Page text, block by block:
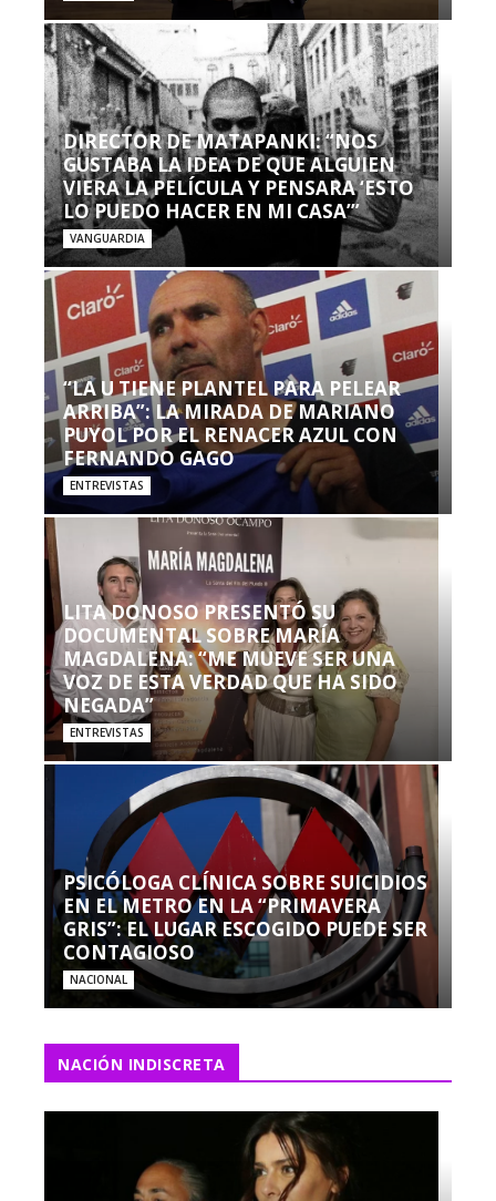
DIRECTOR DE MATAPANKI: “NOS
GUSTABA LA IDEA DE QUE ALGUIEN
VIERA LA PELÍCULA Y PENSARA ‘ESTO
LO PUEDO HACER EN MI CASA’”
VANGUARDIA
“LA U TIENE PLANTEL PARA PELEAR
ARRIBA”: LA MIRADA DE MARIANO
PUYOL POR EL RENACER AZUL CON
FERNANDO GAGO
ENTREVISTAS
LITA DONOSO PRESENTÓ SU
DOCUMENTAL SOBRE MARÍA
MAGDALENA: “ME MUEVE SER UNA
VOZ DE ESTA VERDAD QUE HA SIDO
NEGADA”
ENTREVISTAS
PSICÓLOGA CLÍNICA SOBRE SUICIDIOS
EN EL METRO EN LA “PRIMAVERA
GRIS”: EL LUGAR ESCOGIDO PUEDE SER
CONTAGIOSO
NACIONAL
NACIÓN INDISCRETA